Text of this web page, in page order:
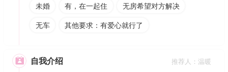
未婚
有，在一起住
无房希望对方解决
无车
其他要求：有爱心就行了
 自我介绍 推荐人：温暖